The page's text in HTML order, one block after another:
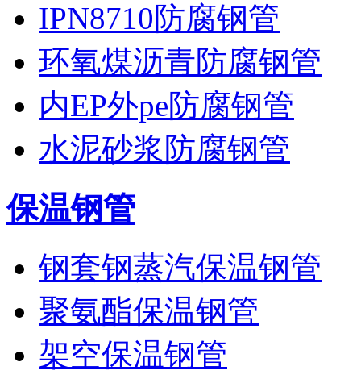
IPN8710防腐钢管
环氧煤沥青防腐钢管
内EP外pe防腐钢管
水泥砂浆防腐钢管
保温钢管
钢套钢蒸汽保温钢管
聚氨酯保温钢管
架空保温钢管